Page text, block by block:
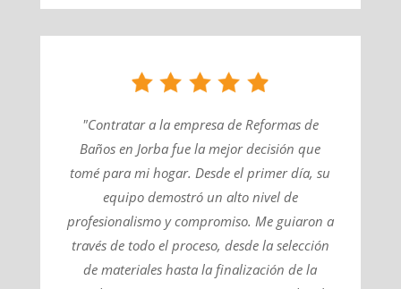
"Contratar a la empresa de Reformas de
Baños en Jorba fue la mejor decisión que
tomé para mi hogar. Desde el primer día, su
equipo demostró un alto nivel de
profesionalismo y compromiso. Me guiaron a
través de todo el proceso, desde la selección
de materiales hasta la finalización de la